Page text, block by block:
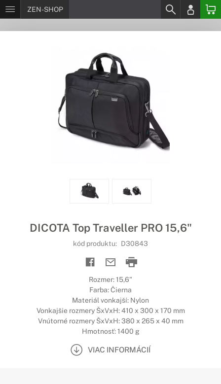
ZEN-SHOP
DICOTA Top Traveller PRO 15,6"
kód produktu: D30843
Rozmer: 15,6"
Farba: Čierna
Materiál vonkajší: Nylon
Vonkajšie rozmery ŠxVxH: 410 x 300 x 170 mm
Vnútorné rozmery ŠxVxH: 380 x 265 x 40 mm
Hmotnosť: 1400 g
VIAC INFORMÁCIÍ